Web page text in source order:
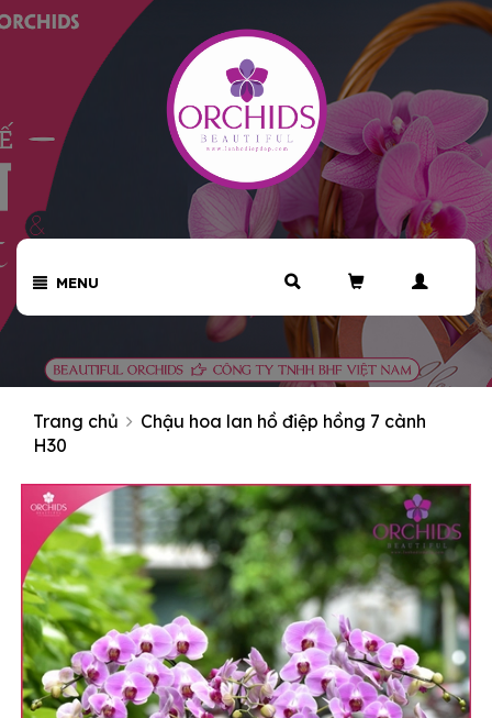
MENU
Trang chủ
Chậu hoa lan hồ điệp hồng 7 cành
H30